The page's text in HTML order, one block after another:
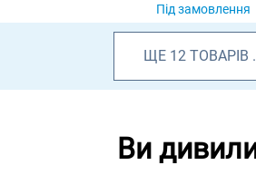
Під замовлення
ЩЕ 12 ТОВАРІВ
Ви